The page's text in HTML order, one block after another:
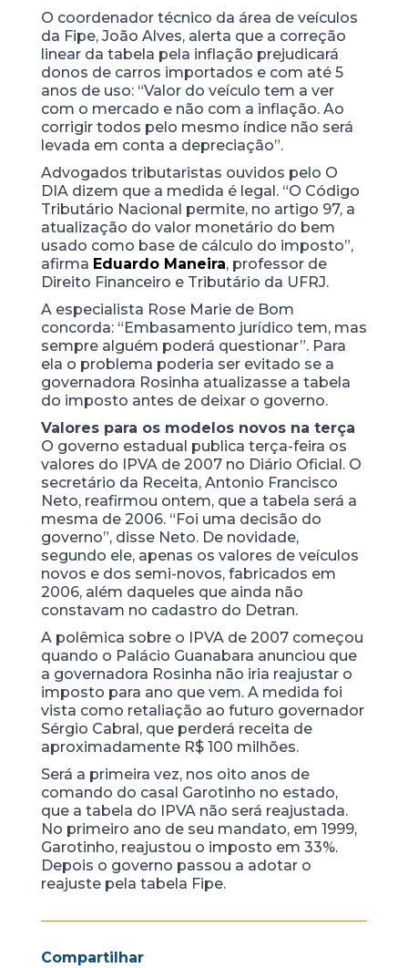
O coordenador técnico da área de veículos
da Fipe, João Alves, alerta que a correção
linear da tabela pela inflação prejudicará
donos de carros importados e com até 5
anos de uso: “Valor do veículo tem a ver
com o mercado e não com a inflação. Ao
corrigir todos pelo mesmo índice não será
levada em conta a depreciação”.
Advogados tributaristas ouvidos pelo O
DIA dizem que a medida é legal. “O Código
Tributário Nacional permite, no artigo 97, a
atualização do valor monetário do bem
usado como base de cálculo do imposto”,
afirma Eduardo Maneira, professor de
Direito Financeiro e Tributário da UFRJ.
A especialista Rose Marie de Bom
concorda: “Embasamento jurídico tem, mas
sempre alguém poderá questionar”. Para
ela o problema poderia ser evitado se a
governadora Rosinha atualizasse a tabela
do imposto antes de deixar o governo.
Valores para os modelos novos na terça
O governo estadual publica terça-feira os
valores do IPVA de 2007 no Diário Oficial. O
secretário da Receita, Antonio Francisco
Neto, reafirmou ontem, que a tabela será a
mesma de 2006. “Foi uma decisão do
governo”, disse Neto. De novidade,
segundo ele, apenas os valores de veículos
novos e dos semi-novos, fabricados em
2006, além daqueles que ainda não
constavam no cadastro do Detran.
A polêmica sobre o IPVA de 2007 começou
quando o Palácio Guanabara anunciou que
a governadora Rosinha não iria reajustar o
imposto para ano que vem. A medida foi
vista como retaliação ao futuro governador
Sérgio Cabral, que perderá receita de
aproximadamente R$ 100 milhões.
Será a primeira vez, nos oito anos de
comando do casal Garotinho no estado,
que a tabela do IPVA não será reajustada.
No primeiro ano de seu mandato, em 1999,
Garotinho, reajustou o imposto em 33%.
Depois o governo passou a adotar o
reajuste pela tabela Fipe.
Compartilhar